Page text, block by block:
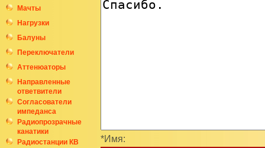
Мачты
Нагрузки
Балуны
Переключатели
Аттенюаторы
Направленные
ответвители
Согласователи
импеданса
Радиопрозрачные
канатики
Радиостанции КВ *Имя: